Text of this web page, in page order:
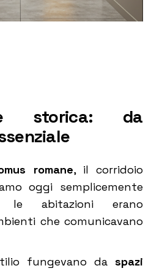
storica: da
romane, il corridoio
oggi semplicemente
le abitazioni erano
che comunicavano
fungevano da spazi